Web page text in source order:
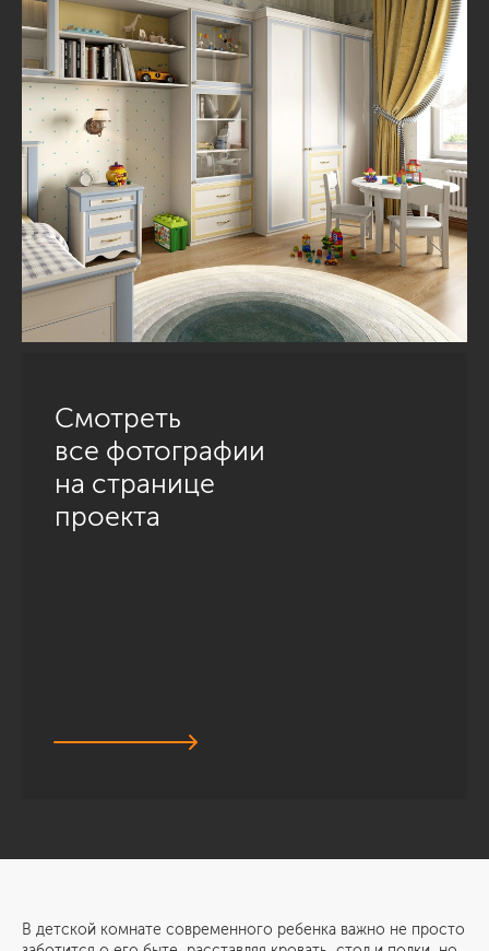
Смотреть
все фотографии
на странице
проекта
В детской комнате современного ребенка важно не просто